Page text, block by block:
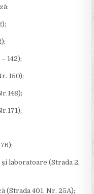
142);
150);
laboratoare (Strada 2,
(Strada 401, Nr. 25A);